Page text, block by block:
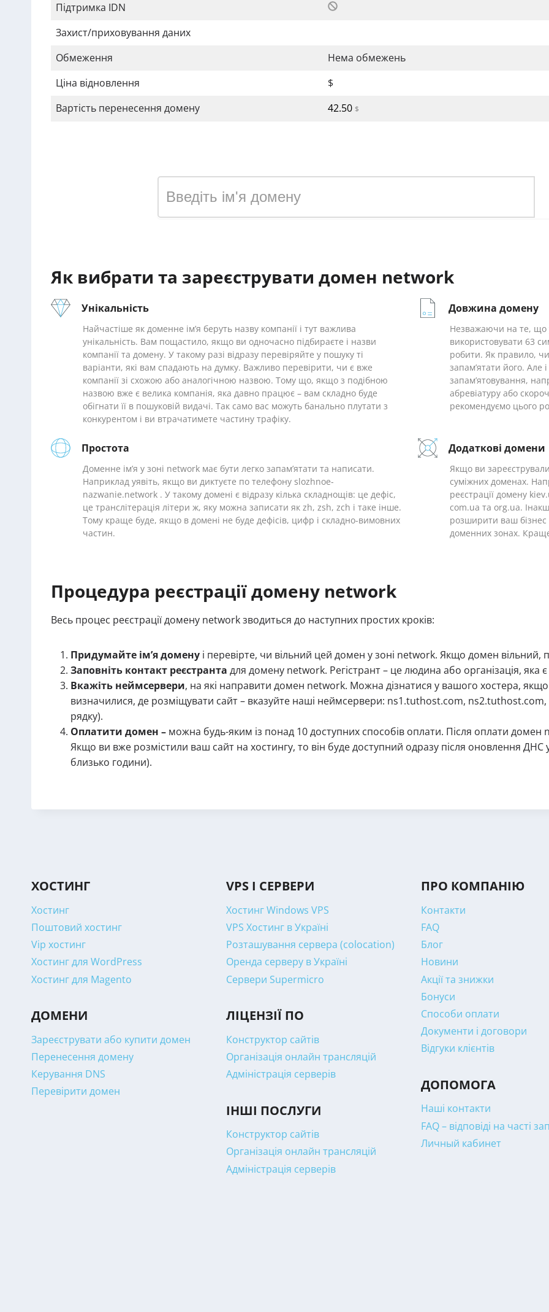
Підтримка IDN
Захист/приховування даних
Обмеження
Нема обмежень
Ціна відновлення
$
Вартість перенесення домену
42.50 $
Як вибрати та зареєструвати домен network
Унікальність
Найчастіше як доменне ім’я беруть назву компанії і тут важлива
унікальність. Вам пощастило, якщо ви одночасно підбираєте і назви
компанії та домену. У такому разі відразу перевіряйте у пошуку ті
варіанти, які вам спадають на думку. Важливо перевірити, чи є вже
компанії зі схожою або аналогічною назвою. Тому що, якщо з подібною
назвою вже є велика компанія, яка давно працює – вам складно буде
обігнати її в пошуковій видачі. Так само вас можуть банально плутати з
конкурентом і ви втрачатимете частину трафіку.
Довжина домену
Незважаючи на те, що
використовувати 63
робити. Як правило,
запам’ятати його.
запам’ятовування,
абревіатуру або
рекомендуємо цього
Простота
Доменне ім’я у зоні network має бути легко запам’ятати та написати.
Наприклад уявіть, якщо ви диктуєте по телефону slozhnoe-
nazwanie.network . У такому домені є відразу кілька складнощів: це дефіс,
це транслітерація літери ж, яку можна записати як zh, zsh, zch і таке інше.
Тому краще буде, якщо в домені не буде дефісів, цифр і складно-вимовних
частин.
Додаткові домени
Якщо ви
суміжних доменах.
реєстрації домену
com.ua та org.ua.
розширити ваш бізнес
доменних зонах.
Процедура реєстрації домену network
Весь процес реєстрації домену network зводиться до наступних простих кроків:
Придумайте ім’я домену і перевірте, чи вільний цей домен у зоні network. Якщо домен вільний,
Заповніть контакт реєстранта для домену network. Регістрант – це людина або організація, яка
Вкажіть неймсервери, на які направити домен network. Можна дізнатися у вашого хостера,
визначилися, де розміщувати сайт – вказуйте наші неймсервери: ns1.tuthost.com,
рядку).
Оплатити домен – можна будь-яким із понад 10 доступних способів оплати. Після оплати
Якщо ви вже розмістили ваш сайт на хостингу, то він буде доступний одразу після оновлення
близько години).
ХОСТИНГ
Хостинг
Поштовий хостинг
Vip хостинг
Хостинг для WordPress
Хостинг для Magento
ДОМЕНИ
Зареєструвати або купити домен
Перенесення домену
Керування DNS
Перевірити домен
VPS І СЕРВЕРИ
Хостинг Windows VPS
VPS Хостинг в Україні
Розташування сервера (colocation)
Оренда серверу в Україні
Сервери Supermicro
ЛІЦЕНЗІЇ ПО
Конструктор сайтів
Організація онлайн трансляцій
Адміністрація серверів
ІНШІ ПОСЛУГИ
Конструктор сайтів
Організація онлайн трансляцій
Адміністрація серверів
ПРО КОМПАНІЮ
Контакти
FAQ
Блог
Новини
Акції та знижки
Бонуси
Способи оплати
Документи і договори
Відгуки клієнтів
ДОПОМОГА
Наші контакти
FAQ – відповіді на часті
Личный кабинет